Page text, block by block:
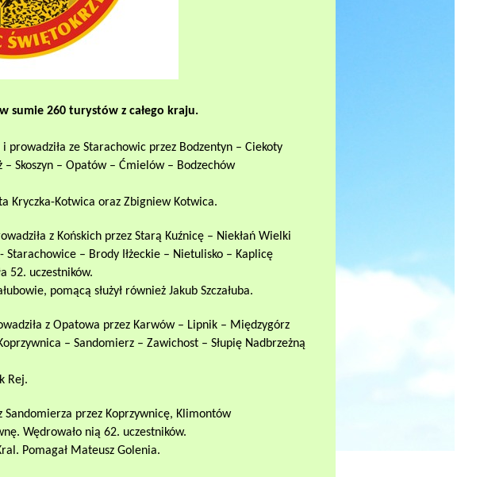
sumie 260 turystów z całego kraju.
i prowadziła ze Starachowic przez Bodzentyn – Ciekoty
– Skoszyn – Opatów – Ćmielów – Bodzechów
Kryczka-Kotwica oraz Zbigniew Kotwica.
z Końskich przez Starą Kuźnicę – Niekłań Wielki
Starachowice – Brody Iłżeckie – Nietulisko – Kaplicę
52. uczestników.
pomącą służył również Jakub Szczałuba.
z Opatowa przez Karwów – Lipnik – Międzygórz
– Sandomierz – Zawichost – Słupię Nadbrzeżną
Rej.
Sandomierza przez Koprzywnicę, Klimontów
Wędrowało nią 62. uczestników.
Pomagał Mateusz Golenia.